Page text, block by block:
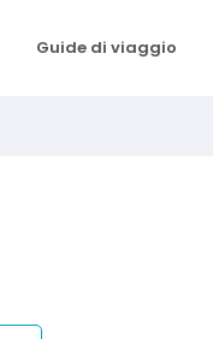
Guide di viaggio